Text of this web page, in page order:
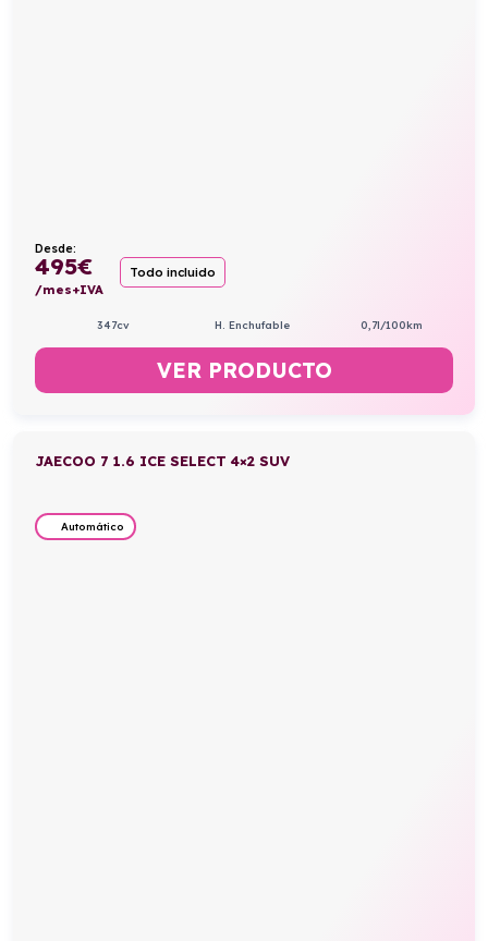
Desde:
495€
/mes+IVA
Todo incluido
347cv H. Enchufable 0,7l/100km
VER PRODUCTO
JAECOO 7 1.6 ICE SELECT 4×2 SUV
Automático